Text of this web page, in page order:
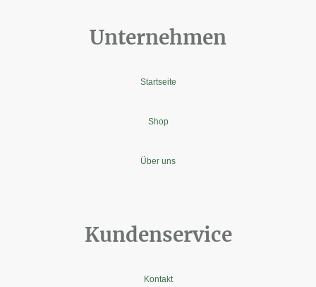
Unternehmen
Startseite
Shop
Über uns
Kundenservice
Kontakt